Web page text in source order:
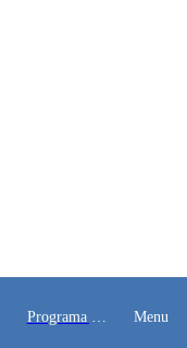
Programa y
Menu